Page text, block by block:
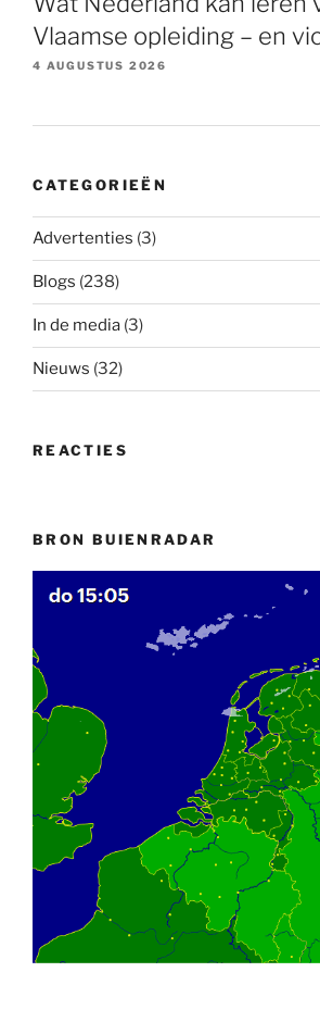
Vlaamse opleiding – en
4 AUGUSTUS 2026
CATEGORIEËN
Advertenties (3)
Blogs (238)
In de media (3)
Nieuws (32)
REACTIES
BRON BUIENRADAR